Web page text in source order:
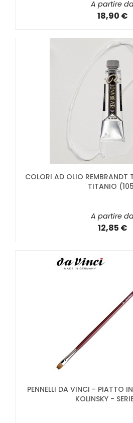
A partire
18,90 €
COLORI AD OLIO REMBRANDT
TITANIO
A partire
12,85 €
PENNELLI DA VINCI - PIATTO
KOLINSKY -